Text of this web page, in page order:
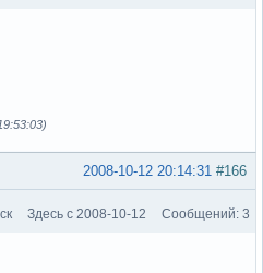
#166
2008-10-12 20:14:31
Здесь с 2008-10-12 Сообщений: 3